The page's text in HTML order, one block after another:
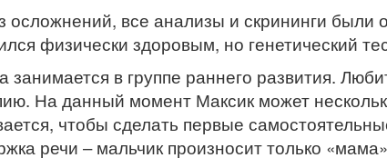
осложнений, все анализы и скрининги были
физически здоровым, но генетический
занимается в группе раннего развития.
На данный момент Максик может
чтобы сделать первые
речи – мальчик произносит только